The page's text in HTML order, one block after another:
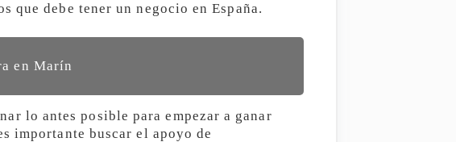
que debe tener un negocio en España.
en Marín
lo antes posible para empezar a ganar
importante buscar el apoyo de